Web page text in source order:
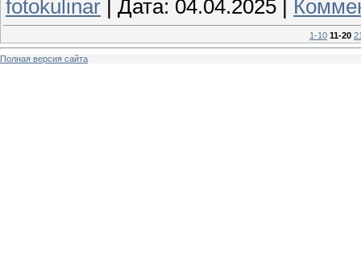
fotokulinar | Дата: 04.04.2025 |
1-10 11-20
Полная версия сайта